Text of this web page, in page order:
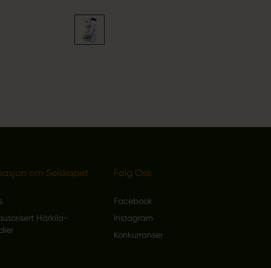
om Selskapet
Härkila-
Følg Oss
Facebook
Instagram
Konkurranser